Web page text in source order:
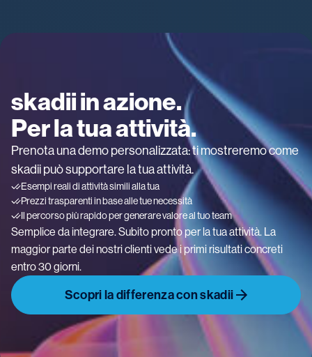
skadii in azione.
Per la tua attività.
Prenota una demo personalizzata: ti mostreremo come
skadii può supportare la tua attività.
Esempi reali di attività simili alla tua
Prezzi trasparenti in base alle tue necessità
Il percorso più rapido per generare valore al tuo team
Semplice da integrare. Subito pronto per la tua attività. La
maggior parte dei nostri clienti vede i primi risultati concreti
entro 30 giorni.
Scopri la differenza con skadii